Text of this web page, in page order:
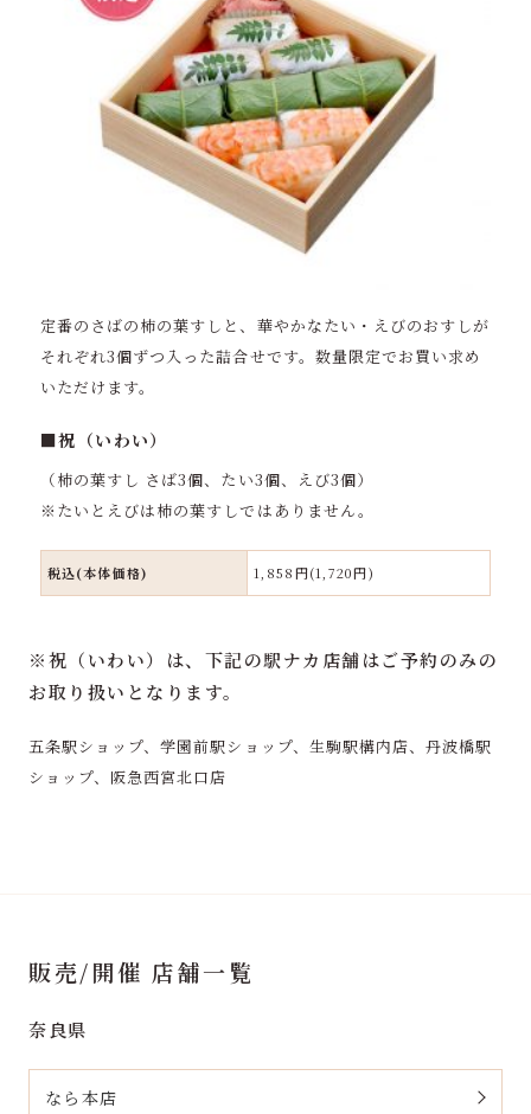
定番のさばの柿の葉すしと、華やかなたい・えびのおすしが
それぞれ3個ずつ入った詰合せです。数量限定でお買い求め
いただけます。
■祝（いわい）
（柿の葉すし さば3個、たい3個、えび3個）
※たいとえびは柿の葉すしではありません。
税込(本体価格) 1,858円(1,720円)
※祝（いわい）は、下記の駅ナカ店舗はご予約のみの
お取り扱いとなります。
五条駅ショップ、学園前駅ショップ、生駒駅構内店、丹波橋駅
ショップ、阪急西宮北口店
販売/開催 店舗一覧
奈良県
なら本店